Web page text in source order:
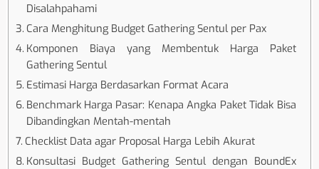
Disalahpahami
Cara Menghitung Budget Gathering Sentul per Pax
Komponen Biaya yang Membentuk Harga Paket
Gathering Sentul
Estimasi Harga Berdasarkan Format Acara
Benchmark Harga Pasar: Kenapa Angka Paket Tidak Bisa
Dibandingkan Mentah-mentah
Checklist Data agar Proposal Harga Lebih Akurat
Konsultasi Budget Gathering Sentul dengan BoundEx